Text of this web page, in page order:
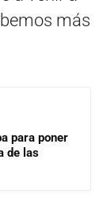
más
para poner
de las